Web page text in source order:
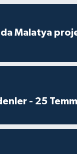
Malatya
- 25